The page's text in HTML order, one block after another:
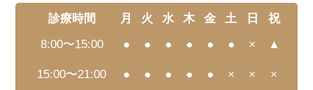
診療時間 月 火 水 木 金 土 日
祝
8:00〜15:00
● ● ● ● ● ● × ▲
15:00〜21:00 ● ● ● ● ● × × ×